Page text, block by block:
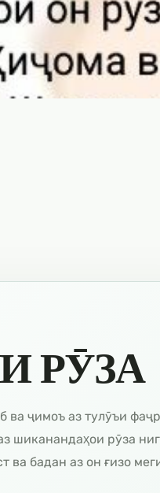
РӮЗА
ва ҷимоъ аз тулӯъи
шиканандаҳои рӯза
ва бадан аз он ғизо